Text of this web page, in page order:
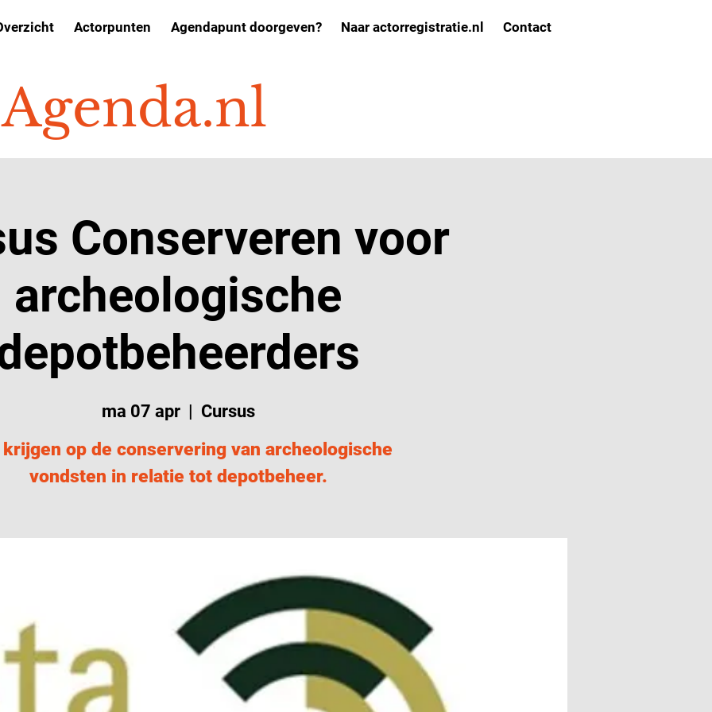
Actorpunten Agendapunt doorgeven? Naar actorregistratie.nl Contact
Agenda.nl
Conserveren voor
archeologische
ma 07 apr
  |
Cursus
op de conservering van archeologische
vondsten in relatie tot depotbeheer.